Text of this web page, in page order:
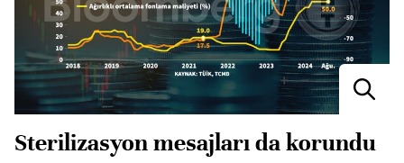
Sterilizasyon mesajları da korundu